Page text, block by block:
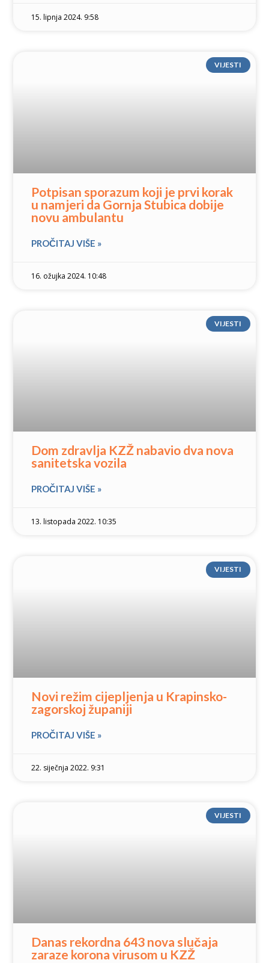
15. lipnja 2024. 9:58
VIJESTI
Potpisan sporazum koji je prvi korak
u namjeri da Gornja Stubica dobije
novu ambulantu
PROČITAJ VIŠE »
16. ožujka 2024. 10:48
VIJESTI
Dom zdravlja KZŽ nabavio dva nova
sanitetska vozila
PROČITAJ VIŠE »
13. listopada 2022. 10:35
VIJESTI
Novi režim cijepljenja u Krapinsko-
zagorskoj županiji
PROČITAJ VIŠE »
22. siječnja 2022. 9:31
VIJESTI
Danas rekordna 643 nova slučaja
zaraze korona virusom u KZŽ